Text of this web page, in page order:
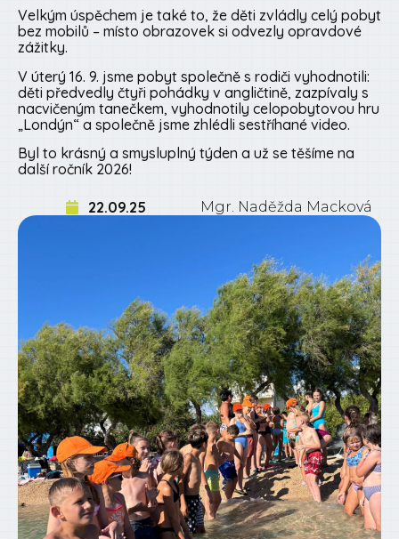
Velkým úspěchem je také to, že děti zvládly celý pobyt
bez mobilů – místo obrazovek si odvezly opravdové
zážitky.
V úterý 16. 9. jsme pobyt společně s rodiči vyhodnotili:
děti předvedly čtyři pohádky v angličtině, zazpívaly s
nacvičeným tanečkem, vyhodnotily celopobytovou hru
„Londýn“ a společně jsme zhlédli sestříhané video.
Byl to krásný a smysluplný týden a už se těšíme na
další ročník 2026!
22.09.25 Mgr. Naděžda Macková